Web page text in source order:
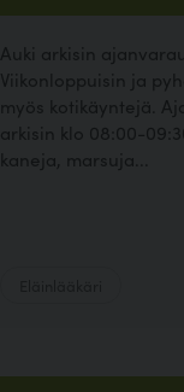
Auki arkisin
Viikonloppuisin ja
myös kotikäyntejä.
arkisin klo 08:00-
kaneja, marsuja...